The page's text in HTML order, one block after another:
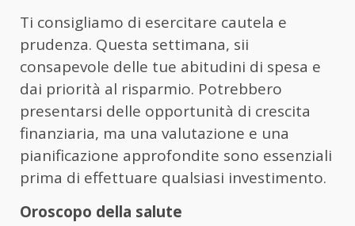
Ti consigliamo di esercitare cautela e
prudenza. Questa settimana, sii
consapevole delle tue abitudini di spesa e
dai priorità al risparmio. Potrebbero
presentarsi delle opportunità di crescita
finanziaria, ma una valutazione e una
pianificazione approfondite sono essenziali
prima di effettuare qualsiasi investimento.
Oroscopo della salute